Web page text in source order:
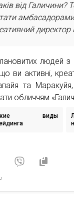
від Галичини?
людей
ви активні,
та
обличчям
виды